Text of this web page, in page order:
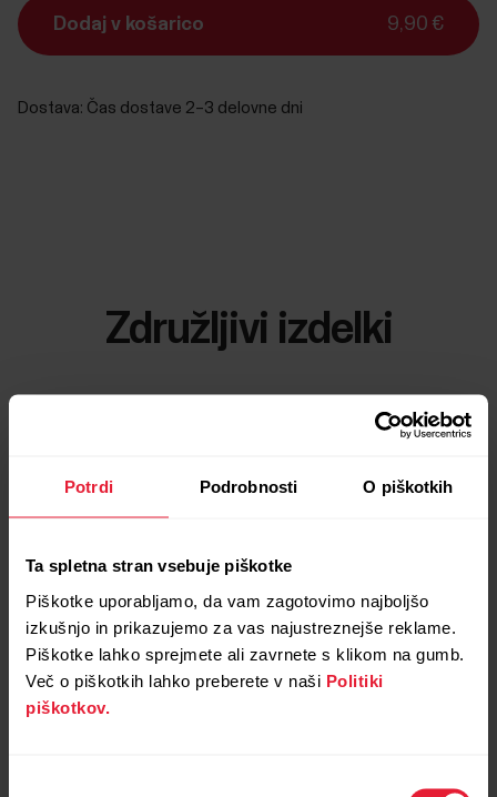
Potrdi Podrobnosti O piškotkih
Ta spletna stran vsebuje piškotke
Piškotke uporabljamo, da vam zagotovimo najboljšo
izkušnjo in prikazujemo za vas najustreznejše reklame.
Piškotke lahko sprejmete ali zavrnete s klikom na gumb.
Več o piškotkih lahko preberete v naši Politiki
piškotkov.
Dodaj v košarico 9,90 €
Dostava: Čas dostave 2–3 delovne dni
Združljivi izdelki